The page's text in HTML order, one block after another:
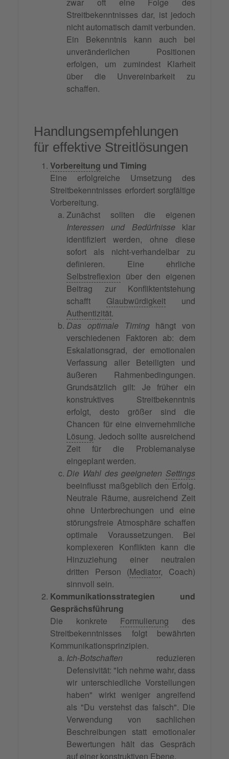
zwar oft eine Folge des
Streitbekenntnisses dar, ist jedoch
nicht automatisch damit verbunden.
Ein Bekenntnis kann auch bei
unveränderlichen Positionen
erfolgen, um zumindest Klarheit
über die Unvereinbarkeit zu
schaffen.
Handlungsempfehlungen
für effektive Streitlösungen
Vorbereitung und Timing
Eine erfolgreiche Umsetzung des
Streitbekenntnisses erfordert sorgfältige
Vorbereitung.
Zunächst sollten die eigenen
Interessen und Bedürfnisseklar
identifiziert werden, ohne diese
sofort als nicht-verhandelbar zu
definieren. Eine ehrliche
Selbstreflexion über den eigenen
Beitrag zur Konfliktentstehung
schafft Glaubwürdigkeit und
Authentizität.
Das optimale Timinghängt von
verschiedenen Faktoren ab: dem
Eskalationsgrad, der emotionalen
Verfassung aller Beteiligten und
äußeren Rahmenbedingungen.
Grundsätzlich gilt: Je früher ein
konstruktives Streitbekenntnis
erfolgt, desto größer sind die
Chancen für eine einvernehmliche
Lösung. Jedoch sollte ausreichend
Zeit für die Problemanalyse
eingeplant werden.
Die Wahl des geeigneten Settings
beeinflusst maßgeblich den Erfolg.
Neutrale Räume, ausreichend Zeit
ohne Unterbrechungen und eine
störungsfreie Atmosphäre schaffen
optimale Voraussetzungen. Bei
komplexeren Konflikten kann die
Hinzuziehung einer neutralen
dritten Person (Mediator, Coach)
sinnvoll sein.
Kommunikationsstrategien und
Gesprächsführung
Die konkrete Formulierung des
Streitbekenntnisses folgt bewährten
Kommunikationsprinzipien.
Ich-Botschaften reduzieren
Defensivität: "Ich nehme wahr, dass
wir unterschiedliche Vorstellungen
haben" wirkt weniger angreifend
als "Du verstehst das falsch". Die
Verwendung von sachlichen
Beschreibungen statt emotionaler
Bewertungen hält das Gespräch
auf einer konstruktiven Ebene.